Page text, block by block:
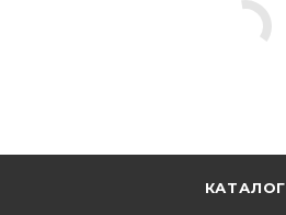
КАТАЛОГ